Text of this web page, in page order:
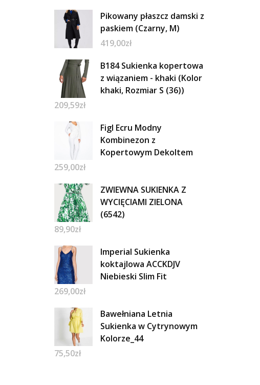
Pikowany płaszcz damski z
paskiem (Czarny, M)
419,00zł
B184 Sukienka kopertowa
z wiązaniem - khaki (Kolor
khaki, Rozmiar S (36))
209,59zł
Figl Ecru Modny
Kombinezon z
Kopertowym Dekoltem
259,00zł
ZWIEWNA SUKIENKA Z
WYCIĘCIAMI ZIELONA
(6542)
89,90zł
Imperial Sukienka
koktajlowa ACCKDJV
Niebieski Slim Fit
269,00zł
Bawełniana Letnia
Sukienka w Cytrynowym
Kolorze_44
75,50zł